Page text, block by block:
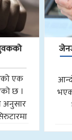
एक
छ ।
अनुसार